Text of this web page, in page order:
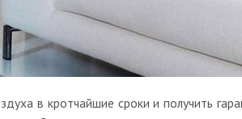
в кротчайшие сроки и получить